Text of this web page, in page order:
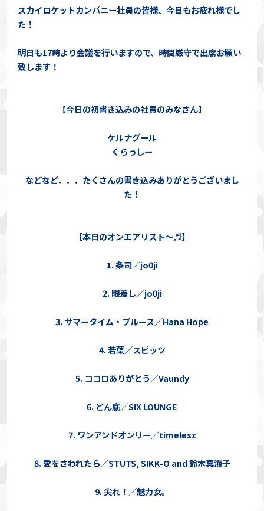
スカイロケットカンパニー社員の皆様、今日もお疲れ様でし
た！
明日も17時より会議を行いますので、時間厳守で出席お願い
致します！
【今日の初書き込みの社員のみなさん】
ケルナグール
くらっしー
などなど．．．たくさんの書き込みありがとうございまし
た！
【本日のオンエアリスト～♬】
1. 条司／jo0ji
2. 眼差し／jo0ji
3. サマータイム・ブルース／Hana Hope
4. 若葉／スピッツ
5. ココロありがとう／Vaundy
6. どん底／SIX LOUNGE
7. ワンアンドオンリー／timelesz
8. 愛をさわれたら／STUTS, SIKK-O and 鈴木真海子
9. 尖れ！／魅力女。